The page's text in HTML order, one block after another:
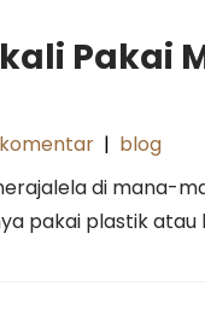
Pakai
| blog
di mana-
pakai plastik atau